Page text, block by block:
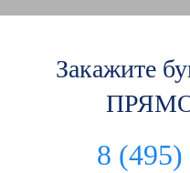
Закажите
8